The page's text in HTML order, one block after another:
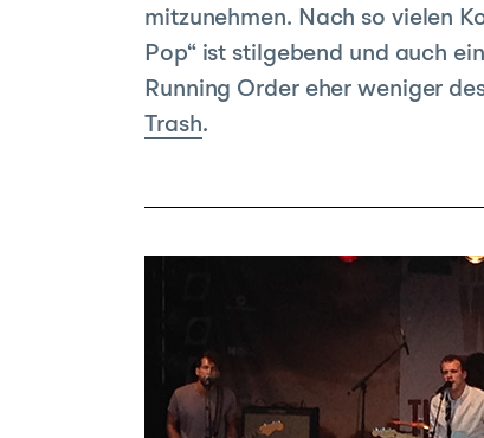
mitzunehmen. Nach so vielen
Pop“ ist stilgebend und auch
Running Order eher weniger
Trash.